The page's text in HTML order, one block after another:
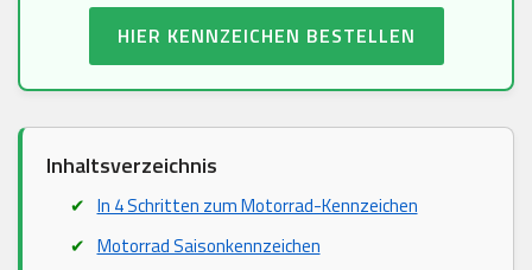
HIER KENNZEICHEN BESTELLEN
Inhaltsverzeichnis
In 4 Schritten zum Motorrad-Kennzeichen
Motorrad Saisonkennzeichen